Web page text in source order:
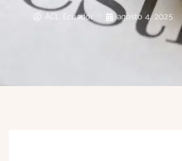
ACL Ecuador agosto 4, 2025